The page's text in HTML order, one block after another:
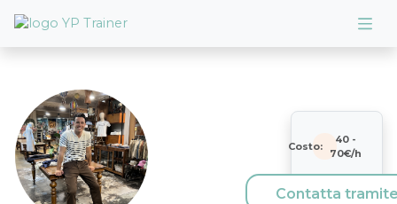
Costo:
40 -
70€/h
Contatta